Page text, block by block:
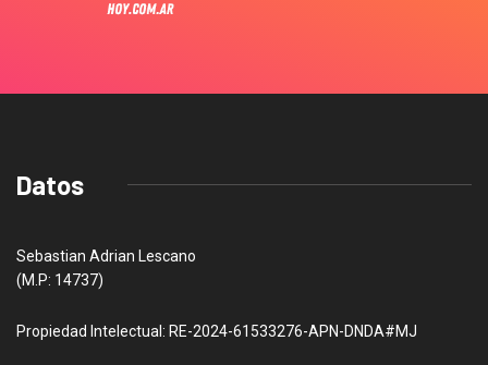
Datos
Sebastian Adrian Lescano
(M.P: 14737)
Propiedad Intelectual: RE-2024-61533276-APN-DNDA#MJ